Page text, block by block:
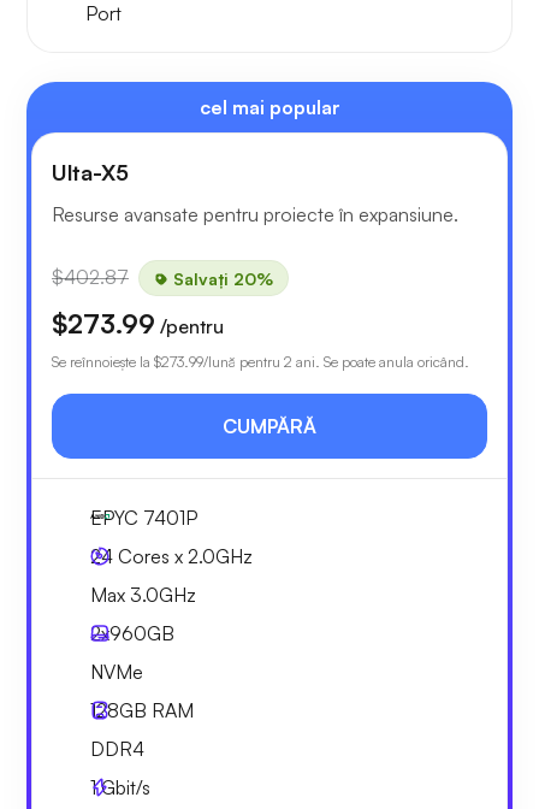
Port
cel mai popular
Ulta-X5
Resurse avansate pentru proiecte în expansiune.
$402.87 Salvați 20%
$273.99 /pentru
Se reînnoiește la $273.99/lună pentru 2 ani. Se poate anula oricând.
CUMPĂRĂ
EPYC 7401P
24 Cores x 2.0GHz
Max 3.0GHz
2x960GB
NVMe
128GB RAM
DDR4
1Gbit/s